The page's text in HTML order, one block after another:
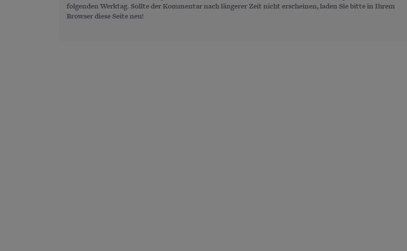
folgenden Werktag. Sollte der Kommentar nach längerer Zeit nicht erscheinen, laden Sie bitte in Ihrem
Browser diese Seite neu!